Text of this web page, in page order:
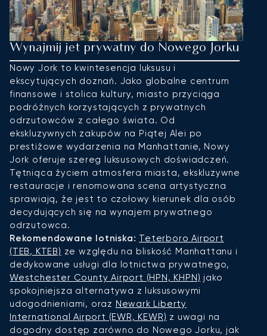
Wynajmij jet prywatny do Nowego Jorku
Nowy Jork to kwintesencja luksusu i
ekscytujących doznań. Jako globalne centrum
finansowe i stolica kultury, miasto przyciąga
podróżnych korzystających z prywatnych
odrzutowców z całego świata. Od
ekskluzywnych zakupów na Piątej Alei po
prestiżowe wydarzenia na Manhattanie, Nowy
Jork oferuje szereg luksusowych doświadczeń.
Tętniąca życiem atmosfera miasta, ekskluzywne
restauracje i renomowana scena artystyczna
sprawiają, że jest to czołowy kierunek dla osób
decydujących się na wynajem prywatnego
odrzutowca.
Rekomendowane lotniska: Teterboro Airport
(TEB, KTEB) ze względu na bliskość Manhattanu i
dedykowane usługi dla lotnictwa prywatnego,
Westchester County Airport (HPN, KHPN) jako
spokojniejsza alternatywa z luksusowymi
udogodnieniami, oraz Newark Liberty
International Airport (EWR, KEWR) z uwagi na
dogodny dostęp zarówno do Nowego Jorku, jak